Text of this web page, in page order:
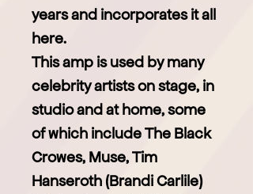
years and incorporates it all
here.
This amp is used by many
celebrity artists on stage, in
studio and at home, some
of which include The Black
Crowes, Muse, Tim
Hanseroth (Brandi Carlile)